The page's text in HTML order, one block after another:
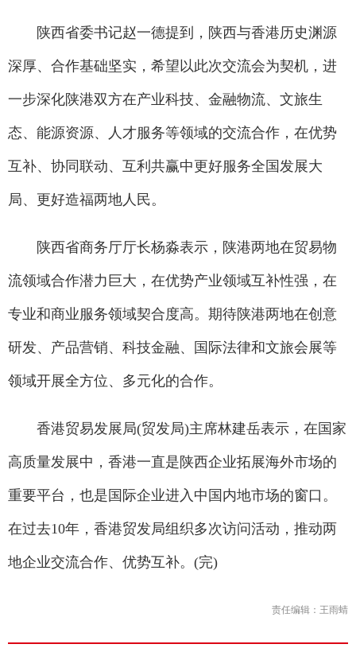
陕西省委书记赵一德提到，陕西与香港历史渊源
深厚、合作基础坚实，希望以此次交流会为契机，进
一步深化陕港双方在产业科技、金融物流、文旅生
态、能源资源、人才服务等领域的交流合作，在优势
互补、协同联动、互利共赢中更好服务全国发展大
局、更好造福两地人民。
陕西省商务厅厅长杨淼表示，陕港两地在贸易物
流领域合作潜力巨大，在优势产业领域互补性强，在
专业和商业服务领域契合度高。期待陕港两地在创意
研发、产品营销、科技金融、国际法律和文旅会展等
领域开展全方位、多元化的合作。
香港贸易发展局(贸发局)主席林建岳表示，在国家
高质量发展中，香港一直是陕西企业拓展海外市场的
重要平台，也是国际企业进入中国内地市场的窗口。
在过去10年，香港贸发局组织多次访问活动，推动两
地企业交流合作、优势互补。(完)
责任编辑：王雨蜻